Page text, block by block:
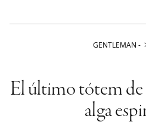
GENTLEMAN -
El último tótem de
alga